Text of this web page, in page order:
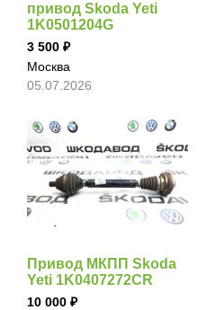
привод Skoda Yeti
1K0501204G
3 500
Москва
05.07.2026
Привод МКПП Skoda
Yeti 1K0407272CR
10 000